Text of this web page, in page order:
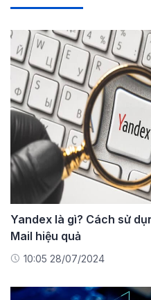
Yandex là gì? Cách sử
Mail hiệu quả
10:05 28/07/2024